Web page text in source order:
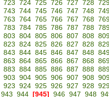
723 724 725 726 727 728
743 744 745 746 747 748
763 764 765 766 767 768
783 784 785 786 787 788
803 804 805 806 807 808
823 824 825 826 827 828
843 844 845 846 847 848
863 864 865 866 867 868
883 884 885 886 887 888
903 904 905 906 907 908
923 924 925 926 927 928
943 944 [945] 946 947 948